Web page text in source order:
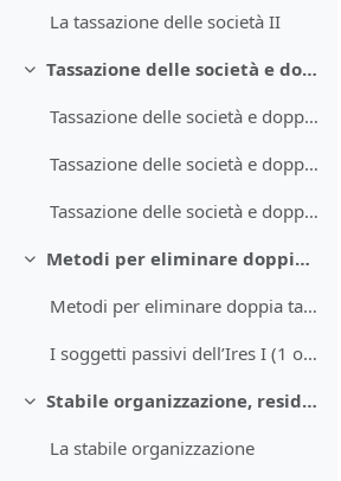
La tassazione delle società II
Minimizza
Tassazione delle società e doppia imposizione degli utili societari (2 ore)
Tassazione delle società e doppia imposizione - 1° ora
Tassazione delle società e doppia imposizione utili societari - 2° ora
Tassazione delle società e doppia imposizione - 2° ora (2^ parte)
Minimizza
Metodi per eliminare doppia tassazione utili societari e Soggetti passivi dell’Ires (2 ore)
Metodi per eliminare doppia tassazione utili societari (1 ora)
I soggetti passivi dell’Ires I (1 ora)
Minimizza
Stabile organizzazione, residenza fiscale di società ed enti, trust e altri soggetti passivi (2 ore)
La stabile organizzazione